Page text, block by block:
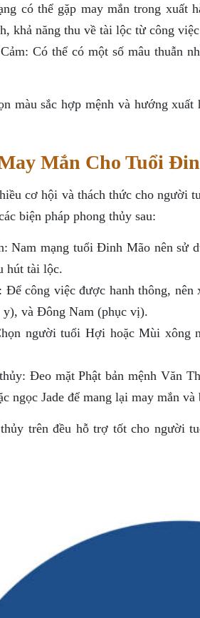
có thể gặp may mắn trong xuất
khả năng thu về tài lộc từ công
Có thể có một số mâu thuẫn
màu sắc hợp mệnh và hướng
Mắn Cho Tuổi
cơ hội và thách thức cho
biện pháp phong thủy sau:
Nam mạng tuổi Đinh Mão nên sử
hút tài lộc.
Để công việc được hanh thông,
y), và Đông Nam (phục vị).
người tuổi Hợi hoặc Mùi xông
Đeo mặt Phật bản mệnh Văn
ngọc Jade để mang lại may mắn và
trên đều hỗ trợ tốt cho người